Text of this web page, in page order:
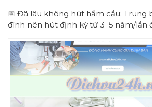
📅 Đã lâu không hút hầm cầu: Trung
đình nên hút định kỳ từ 3–5 năm/lần